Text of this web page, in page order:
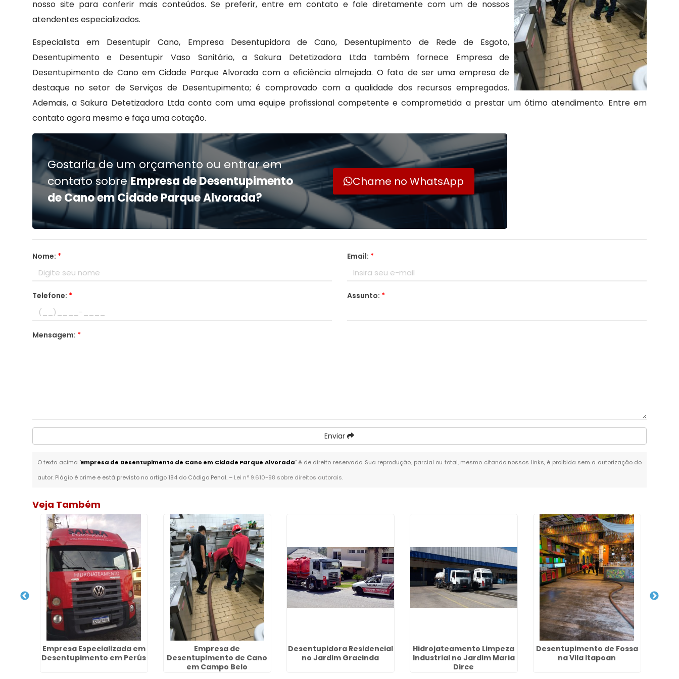
nosso site para conferir mais conteúdos. Se preferir, entre em contato e fale diretamente com um de nossos
atendentes especializados.
Especialista em Desentupir Cano, Empresa Desentupidora de Cano, Desentupimento de Rede de Esgoto,
Desentupimento e Desentupir Vaso Sanitário, a Sakura Detetizadora Ltda também fornece Empresa de
Desentupimento de Cano em Cidade Parque Alvorada com a eficiência almejada. O fato de ser uma empresa de
destaque no setor de Serviços de Desentupimento; é comprovado com a qualidade dos recursos empregados.
Ademais, a Sakura Detetizadora Ltda conta com uma equipe profissional competente e comprometida a prestar um ótimo atendimento. Entre em
contato agora mesmo e faça uma cotação.
Gostaria de um orçamento ou entrar em
contato sobreEmpresa de Desentupimento
de Cano em Cidade Parque Alvorada?
Chame no WhatsApp
Nome: * Email: *
Telefone: * Assunto: *
Mensagem: *
Enviar
O texto acima "Empresa de Desentupimento de Cano em Cidade Parque Alvorada" é de direito reservado. Sua reprodução, parcial ou total, mesmo citando nossos links, é proibida sem a autorização do
autor. Plágio é crime e está previsto no artigo 184 do Código Penal. – Lei n° 9.610-98 sobre direitos autorais.
Veja Também
Empresa Especializada em
Desentupimento em Perús
Empresa de
Desentupimento de Cano
em Campo Belo
Desentupidora Residencial
no Jardim Gracinda
Hidrojateamento Limpeza
Industrial no Jardim Maria
Dirce
Desentupimento de Fossa
na Vila Itapoan